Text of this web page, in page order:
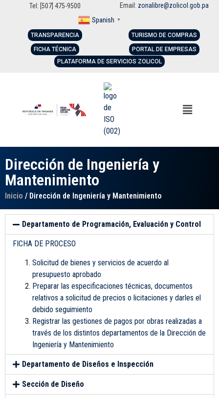
Tel: [507] 475-9500 Email: zonalibre@zolicol.gob.pa
Spanish ▼
TRANSPARENCIA
FICHA TÉCNICA
TURISMO DE COMPRAS
PORTAL DE EMPRESAS
PLATAFORMA DE SERVICIOS ZOLICOL
Dirección de Ingeniería y
Mantenimiento
Inicio / Dirección de Ingeniería y Mantenimiento
Departamento de Programación, Evaluación y Control
FICHA DE PROCESO
Solicitud de bienes y servicios de acuerdo al
presupuesto aprobado
Preparar las especificaciones técnicas, documentos
relativos a solicitud de precios o licitaciones y darles el
debido seguimiento
Registrar las gestiones de pagos por obras realizadas a
través de los distintos departamentos de la Dirección de
Ingeniería y Mantenimiento
Departamento de Diseños e Inspección
Sección de Diseño